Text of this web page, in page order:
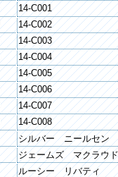
14-C001
14-C002
14-C003
14-C004
14-C005
14-C006
14-C007
14-C008
シルバー ニールセン
ジェームズ マクラウド
ルーシー リバティ